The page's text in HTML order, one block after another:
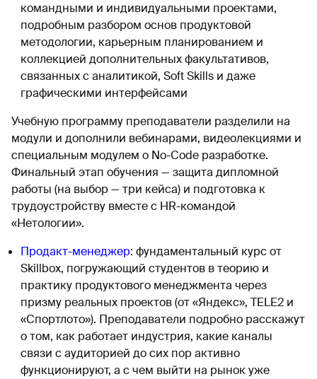
командными и индивидуальными проектами,
подробным разбором основ продуктовой
методологии, карьерным планированием и
коллекцией дополнительных факультативов,
связанных с аналитикой, Soft Skills и даже
графическими интерфейсами
Учебную программу преподаватели разделили на
модули и дополнили вебинарами, видеолекциями и
специальным модулем о No-Code разработке.
Финальный этап обучения — защита дипломной
работы (на выбор — три кейса) и подготовка к
трудоустройству вместе с HR-командой
«Нетологии».
Продакт-менеджер: фундаментальный курс от
Skillbox, погружающий студентов в теорию и
практику продуктового менеджмента через
призму реальных проектов (от «Яндекс», TELE2 и
«Спортлото»). Преподаватели подробно расскажут
о том, как работает индустрия, какие каналы
связи с аудиторией до сих пор активно
функционируют, а с чем выйти на рынок уже